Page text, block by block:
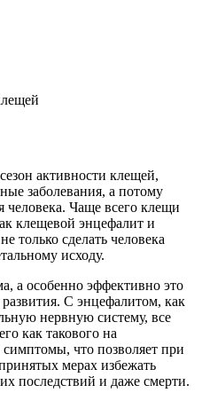
активности клещей,
заболевания, а потому
человека. Чаще всего клещи
клещевой энцефалит и
только сделать человека
исходу.
а особенно эффективно это
С энцефалитом, как
нервную систему, все
как такового на
симптомы, что позволяет при
мерах избежать
последствий и даже смерти.